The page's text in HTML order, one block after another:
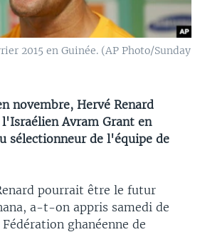
2015 en Guinée. (AP Photo/Sunday
novembre, Hervé Renard
Avram Grant en
sélectionneur de l'équipe de
pourrait être le futur
a-t-on appris samedi de
ghanéenne de